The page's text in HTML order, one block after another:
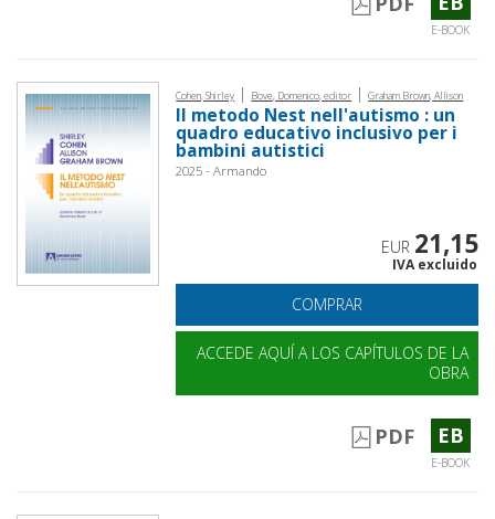
E-BOOK
Cohen, Shirley | Bove, Domenico, editor | Graham Brown, Allison
Il metodo Nest nell'autismo : un
quadro educativo inclusivo per i
bambini autistici
2025 - Armando
EUR 21,15
IVA excluido
COMPRAR
ACCEDE AQUÍ A LOS CAPÍTULOS DE LA
OBRA
PDF EB
E-BOOK